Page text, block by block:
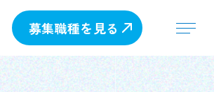
募集職種を見る